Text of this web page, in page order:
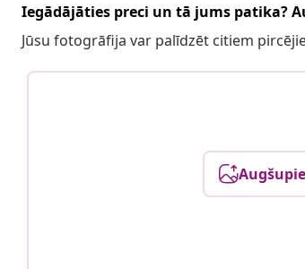
Iegādājāties preci un tā jums patika?
Jūsu fotogrāfija var palīdzēt citiem